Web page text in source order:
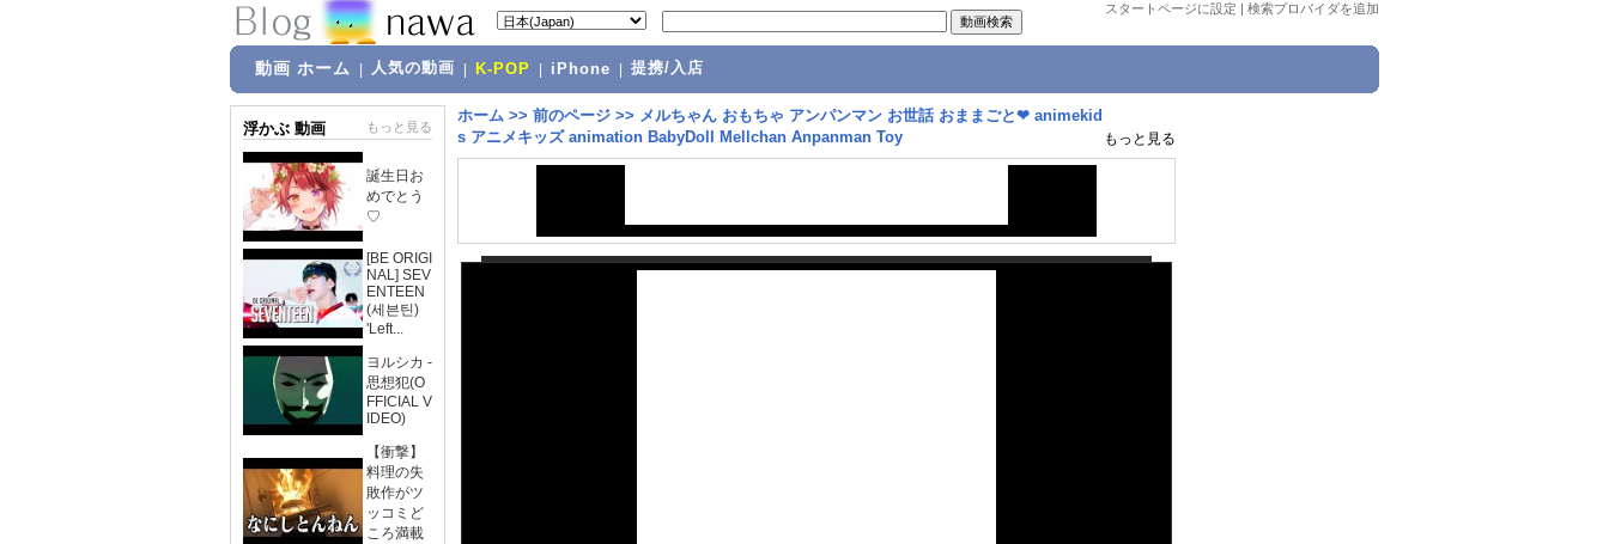
スタートページに設定 | 検索プロバイダを追加
動画 ホーム 人気の動画 K-POP iPhone 提携/入店
浮かぶ 動画 もっと見る
誕生日お
めでとう
♡
[BE ORIGI
NAL] SEV
ENTEEN
(세븐틴)
'Left...
ヨルシカ -
思想犯(O
FFICIAL V
IDEO)
【衝撃】
料理の失
敗作がツ
ッコミど
ころ満載
ホーム >> 前のページ >> メルちゃん おもちゃ アンパンマン お世話 おままごと❤ animekid
s アニメキッズ animation BabyDoll Mellchan Anpanman Toy
もっと見る